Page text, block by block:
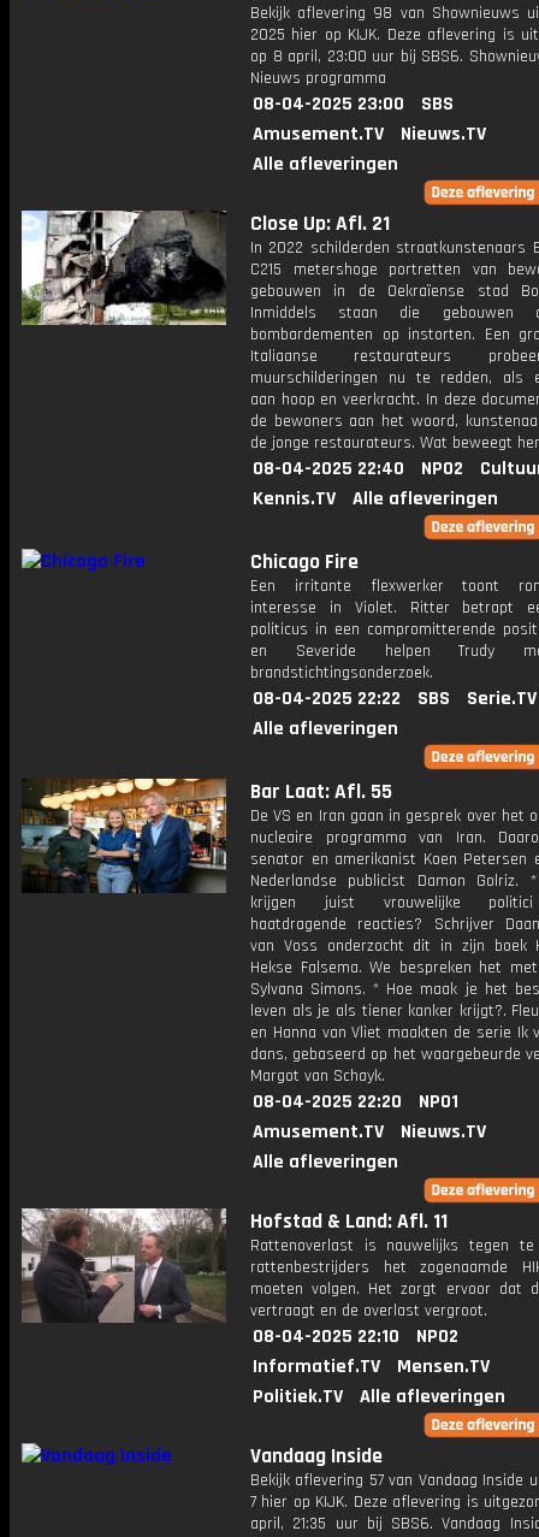
Bekijk aflevering 98 van Shownieuws
2025 hier op KIJK. Deze aflevering is
op 8 april, 23:00 uur bij SBS6.
Nieuws programma
08-04-2025 23:00
SBS
Amusement.TV
Nieuws.TV
Alle afleveringen
Close Up: Afl. 21
In 2022 schilderden straatkunstenaars
C215 metershoge portretten van
gebouwen in de Oekraïense stad
Inmiddels staan die gebouwen
bombardementen op instorten. Een
Italiaanse restaurateurs
muurschilderingen nu te redden, als
aan hoop en veerkracht. In deze
de bewoners aan het woord,
de jonge restaurateurs. Wat beweegt
08-04-2025 22:40 NPO2
Kennis.TV
Alle afleveringen
Chicago Fire
Een irritante flexwerker toont
interesse in Violet. Ritter betrapt
politicus in een compromitterende
en Severide helpen Trudy
brandstichtingsonderzoek.
08-04-2025 22:22 SBS
Serie.TV
Alle afleveringen
Bar Laat: Afl. 55
De VS en Iran gaan in gesprek over het
nucleaire programma van Iran.
senator en amerikanist Koen Petersen
Nederlandse publicist Damon Golriz.
krijgen juist vrouwelijke
haatdragende reacties? Schrijver
van Voss onderzocht dit in zijn boek
Hekse Falsema. We bespreken het
Sylvana Simons. * Hoe maak je het
leven als je als tiener kanker krijgt?.
en Hanna van Vliet maakten de serie Ik
dans, gebaseerd op het waargebeurde
Margot van Schayk.
08-04-2025 22:20
NPO1
Amusement.TV
Nieuws.TV
Alle afleveringen
Hofstad & Land: Afl. 11
Rattenoverlast is nauwelijks tegen
rattenbestrijders het zogenaamde
moeten volgen. Het zorgt ervoor dat
vertraagt en de overlast vergroot.
08-04-2025 22:10
NPO2
Informatief.TV
Mensen.TV
Politiek.TV
Alle afleveringen
Vandaag Inside
Bekijk aflevering 57 van Vandaag Inside
7 hier op KIJK. Deze aflevering is
april, 21:35 uur bij SBS6. Vandaag